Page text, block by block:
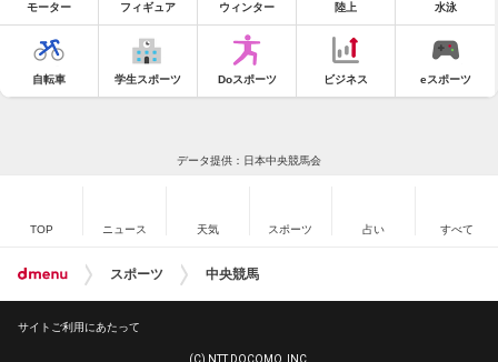
モーター フィギュア ウィンター 陸上 水泳
自転車 学生スポーツ Doスポーツ ビジネス eスポーツ
データ提供：日本中央競馬会
TOP ニュース 天気 スポーツ 占い すべて
スポーツ 中央競馬
サイトご利用にあたって
(C) NTT DOCOMO, INC.